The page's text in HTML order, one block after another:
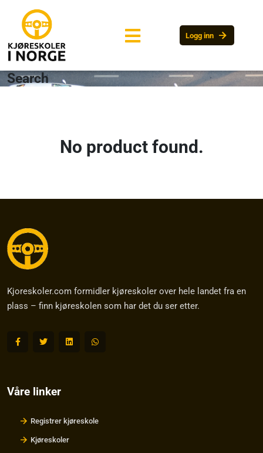
Logg inn arrow_forward
Search
No product found.
Kjoreskoler.com formidler kjøreskoler over hele landet fra en
plass – finn kjøreskolen som har det du ser etter.
Våre linker
Registrer kjøreskole
Kjøreskoler